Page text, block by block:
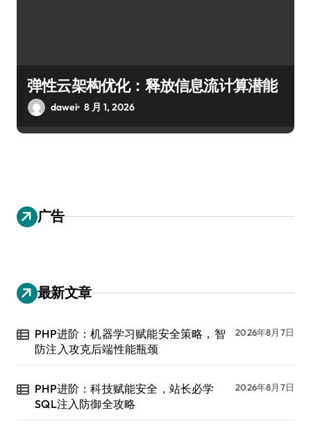
弹性云架构优化：释放信息流计算潜能
dawei 8 月 1, 2026
广告
最新文章
PHP进阶：机器学习赋能安全策略，智
防注入攻克后端性能瓶颈
2026年8月7日
PHP进阶：科技赋能安全，站长必学
SQL注入防御全攻略
2026年8月7日